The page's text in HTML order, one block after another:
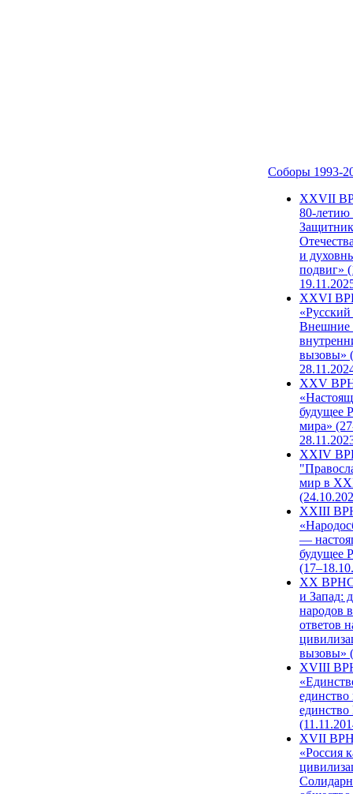
Соборы 1993-
ХХVII
80-
и
подвиг»
XXVI
Внешние
вызовы»
XXV
будущее
мира»
XXIV
мир в
XXIII
—
будущее
XX ВРНС
и Запад:
народов
ответов
вызовы»
XVIII
единство
единство
XVII
«Россия